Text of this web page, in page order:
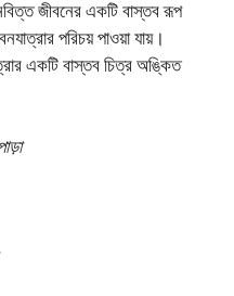
জীবনের একটি বাস্তব রূপ
পরিচয় পাওয়া যায়।
একটি বাস্তব চিত্র অঙ্কিত